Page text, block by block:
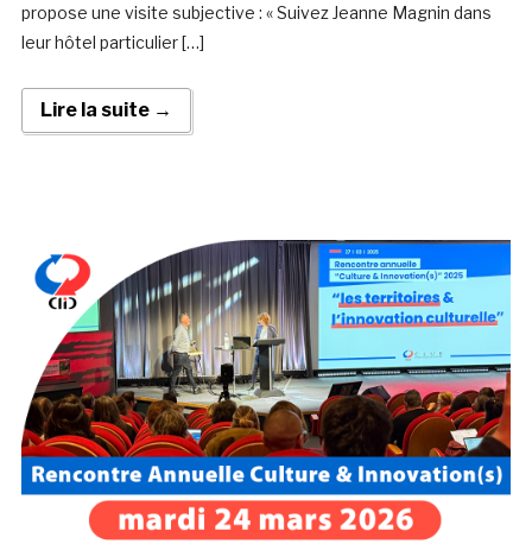
propose une visite subjective : « Suivez Jeanne Magnin dans
leur hôtel particulier […]
Lire la suite →